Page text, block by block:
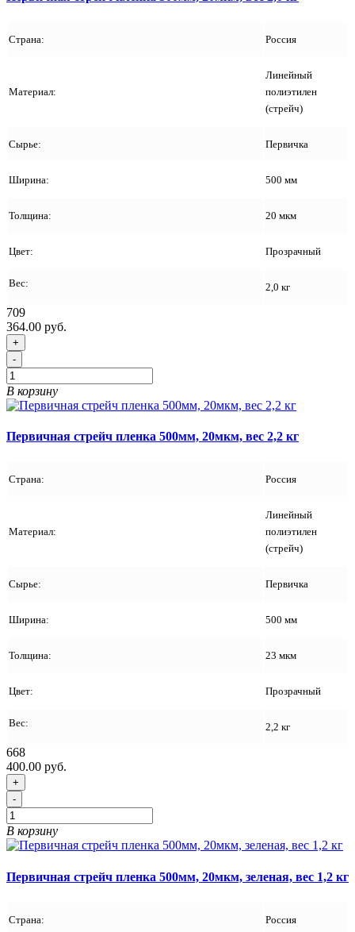
Страна: Россия
Материал:
Линейный
полиэтилен
(стрейч)
Сырье: Первичка
Ширина: 500 мм
Толщина: 20 мкм
Цвет: Прозрачный
Вес: 2,0 кг
709
364.00 руб.
+
-
В корзину
Первичная стрейч пленка 500мм, 20мкм, вес 2,2 кг
Страна: Россия
Материал:
Линейный
полиэтилен
(стрейч)
Сырье: Первичка
Ширина: 500 мм
Толщина: 23 мкм
Цвет: Прозрачный
Вес: 2,2 кг
668
400.00 руб.
+
-
В корзину
Первичная стрейч пленка 500мм, 20мкм, зеленая, вес 1,2 кг
Страна: Россия